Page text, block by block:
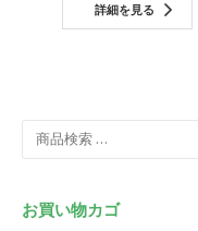
詳細を見る
お買い物カゴ